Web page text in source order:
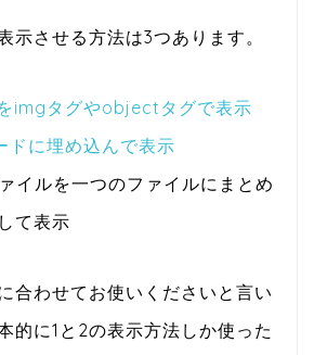
示させる方法は3つあります。
imgタグやobjectタグで表示
ドに埋め込んで表示
イルを一つのファイルにまとめ
て表示
合わせてお使いくださいと言い
的に1と2の表示方法しか使った